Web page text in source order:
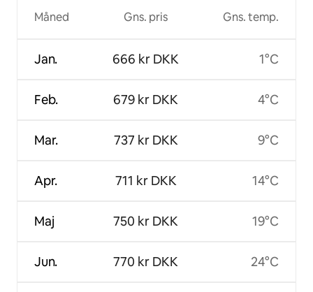
Måned
Jan.
Feb.
Mar.
Apr.
Maj
Jun.
Gns. pris
666 kr DKK
679 kr DKK
737 kr DKK
711 kr DKK
750 kr DKK
770 kr DKK
Gns. temp.
1°C
4°C
9°C
14°C
19°C
24°C